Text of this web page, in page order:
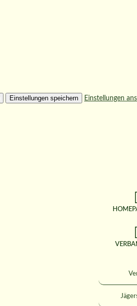
Einstellungen speichern Einstellungen